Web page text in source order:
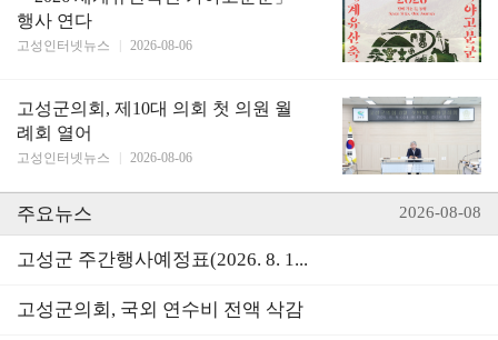
행사 연다
고성인터넷뉴스 2026-08-06
고성군의회, 제10대 의회 첫 의원 월
례회 열어
고성인터넷뉴스 2026-08-06
주요뉴스 2026-08-08
고성군 주간행사예정표(2026. 8. 1...
고성군의회, 국외 연수비 전액 삭감